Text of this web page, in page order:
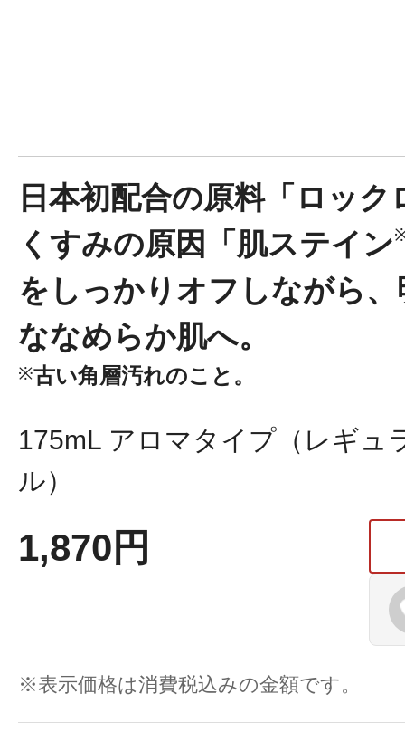
スキンケア
メイクアップ
健康食品／サプ
日本初配合の原料「ロッ
くすみの原因「肌ステイン
をしっかりオフしながら
ななめらか肌へ。
※古い角層汚れのこと。
175mL アロマタイプ（レギュ
ル）
1,870円
※表示価格は消費税込みの金額です。